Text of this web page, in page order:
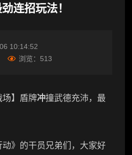
连招玩法！
10:14:52
浏览： 513
场】盾牌冲撞武德充沛，最
》的干员兄弟们，大家好